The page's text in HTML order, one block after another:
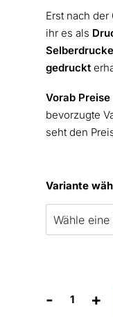
Erst nach
ihr es als
gedruckt
Vorab
bevorzugte
seht den
Variante
-
Kirchenheft
+